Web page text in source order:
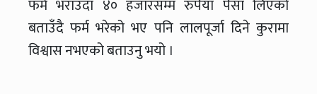
फर्म भराउँदा ४० हजारसम्म रुपैया पैसा लिएको
बताउँदै फर्म भरेको भए पनि लालपूर्जा दिने कुरामा
विश्वास नभएको बताउनु भयो ।